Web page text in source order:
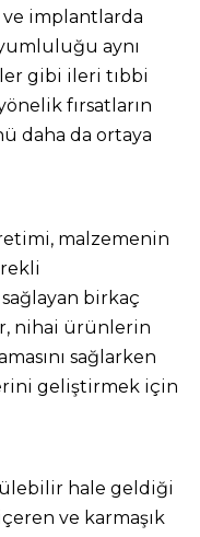
implantlarda
aynı
gibi ileri tıbbi
fırsatların
daha da ortaya
malzemenin
sağlayan birkaç
nihai ürünlerin
sağlarken
geliştirmek için
hale geldiği
içeren ve karmaşık